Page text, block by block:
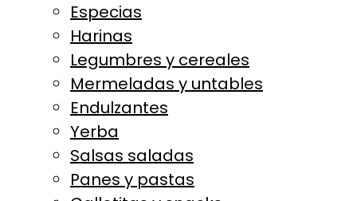
Especias
Harinas
Legumbres y cereales
Mermeladas y untables
Endulzantes
Yerba
Salsas saladas
Panes y pastas